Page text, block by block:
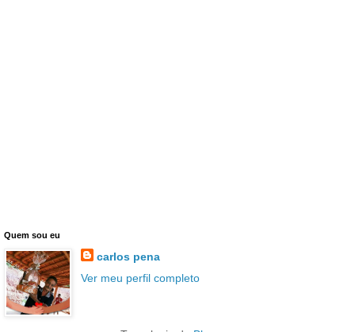
Quem sou eu
carlos pena
Ver meu perfil completo